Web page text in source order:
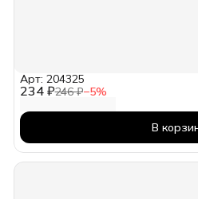
234 ₽246 ₽−5%
Арт: 204325
В